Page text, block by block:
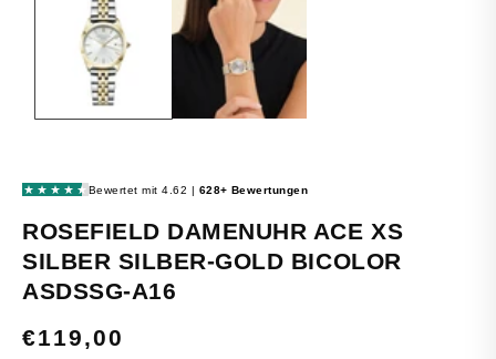
MODAL
ÖFFNEN
ROSEFIELD DAMENUHR ACE XS
SILBER SILBER-GOLD BICOLOR
ASDSSG-A16
NORMALER
€119,00